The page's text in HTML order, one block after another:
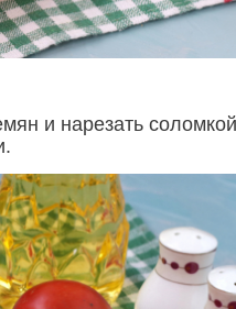
и нарезать